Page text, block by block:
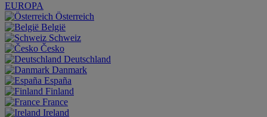
EUROPA
Österreich
België
Schweiz
Česko
Deutschland
Danmark
España
Finland
France
Ireland